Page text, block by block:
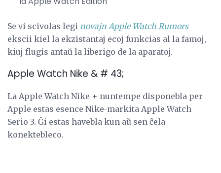
Se vi scivolas legi novajn Apple Watch Rumors
ekscii kiel la ekzistantaj ecoj funkcias al la famoj,
kiuj flugis antaŭ la liberigo de la aparatoj.
Apple Watch Nike & # 43;
La Apple Watch Nike + nuntempe disponebla per
Apple estas esence Nike-markita Apple Watch
Serio 3. Ĝi estas havebla kun aŭ sen ĉela
konektebleco.